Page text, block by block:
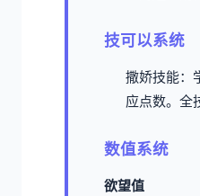
技可以系统
撒娇技能：
应点数。 全
数值系统
欲望值